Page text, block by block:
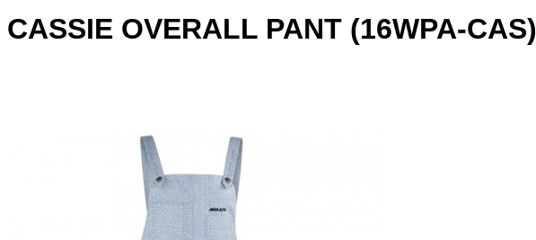
CASSIE OVERALL PANT (16WPA-CAS)